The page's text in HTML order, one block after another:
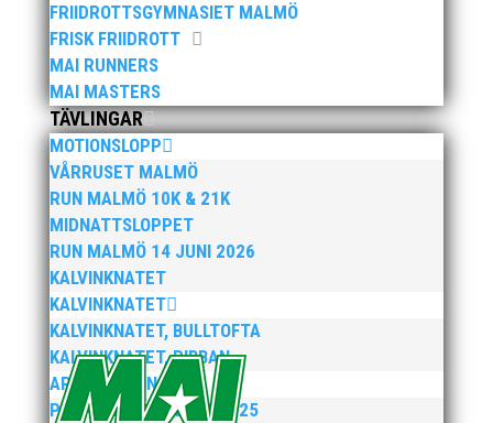
FRIIDROTTSGYMNASIET MALMÖ
FRISK FRIIDROTT
MAI RUNNERS
MAI MASTERS
TÄVLINGAR
MOTIONSLOPP
VÅRRUSET MALMÖ
RUN MALMÖ 10K & 21K
MIDNATTSLOPPET
RUN MALMÖ 14 JUNI 2026
KALVINKNATET
KALVINKNATET
KALVINKNATET, BULLTOFTA
KALVINKNATET, RIBBAN
ARENATÄVLINGAR
PEPPARKAKSSPELEN 2025
Anders Hallström, 55, blir ny klubbchef i MAI.
Han börjar sin anställning den 13 april. Anders
har ett brett idrottsintresse och har bland
annat fungerat som tränare inom hockeyn i
Trelleborg och fotbollen i Höllviken tidigare. I
fortsättningen blir det dock friidrott...
Efter att årsmötet avslutats följde en kväll med